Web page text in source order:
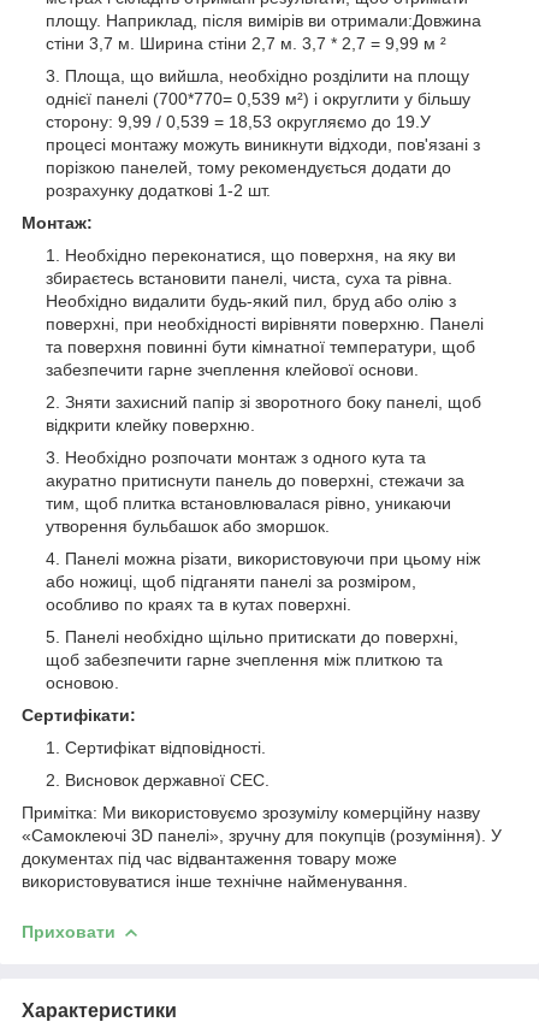
площу. Наприклад, після вимірів ви отримали:Довжина
стіни 3,7 м. Ширина стіни 2,7 м. 3,7 * 2,7 = 9,99 м ²
Площа, що вийшла, необхідно розділити на площу
однієї панелі (700*770= 0,539 м²) і округлити у більшу
сторону: 9,99 / 0,539 = 18,53 округляємо до 19.У
процесі монтажу можуть виникнути відходи, пов'язані з
порізкою панелей, тому рекомендується додати до
розрахунку додаткові 1-2 шт.
Монтаж:
Необхідно переконатися, що поверхня, на яку ви
збираєтесь встановити панелі, чиста, суха та рівна.
Необхідно видалити будь-який пил, бруд або олію з
поверхні, при необхідності вирівняти поверхню. Панелі
та поверхня повинні бути кімнатної температури, щоб
забезпечити гарне зчеплення клейової основи.
Зняти захисний папір зі зворотного боку панелі, щоб
відкрити клейку поверхню.
Необхідно розпочати монтаж з одного кута та
акуратно притиснути панель до поверхні, стежачи за
тим, щоб плитка встановлювалася рівно, уникаючи
утворення бульбашок або зморшок.
Панелі можна різати, використовуючи при цьому ніж
або ножиці, щоб підганяти панелі за розміром,
особливо по краях та в кутах поверхні.
Панелі необхідно щільно притискати до поверхні,
щоб забезпечити гарне зчеплення між плиткою та
основою.
Сертифікати:
Сертифікат відповідності.
Висновок державної СЕС.
Примітка: Ми використовуємо зрозумілу комерційну назву
«Самоклеючі 3D панелі», зручну для покупців (розуміння). У
документах під час відвантаження товару може
використовуватися інше технічне найменування.
Приховати
Характеристики